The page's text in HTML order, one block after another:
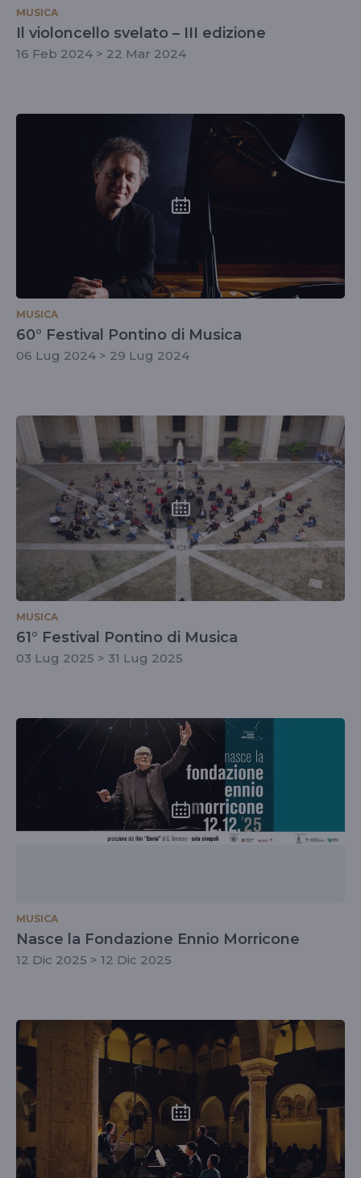
MUSICA
Il violoncello svelato – III edizione
16 Feb 2024 > 22 Mar 2024
MUSICA
60° Festival Pontino di Musica
06 Lug 2024 > 29 Lug 2024
MUSICA
61° Festival Pontino di Musica
03 Lug 2025 > 31 Lug 2025
MUSICA
Nasce la Fondazione Ennio Morricone
12 Dic 2025 > 12 Dic 2025